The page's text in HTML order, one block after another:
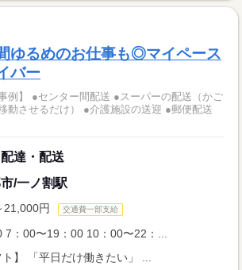
ゆるめのお仕事も◎マイペース
バー
例】 ●センター間配送 ●スーパーの配送（かご
動させるだけ） ●介護施設の送迎 ●郵便配送
達・配送
/一ノ割駅
21,000円 交通費一部支給
：00〜19：00 10：00〜22：...
ト】 「平日だけ働きたい」 ...